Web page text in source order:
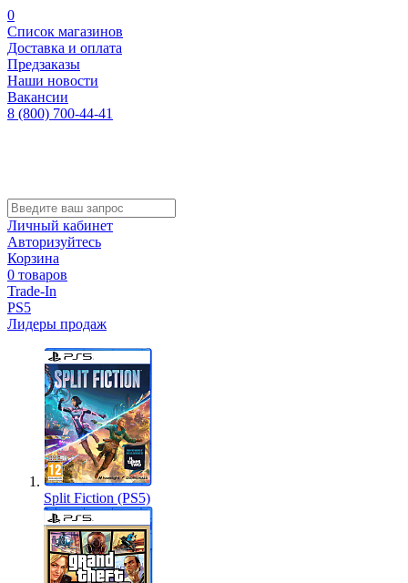
0
Список магазинов
Доставка и оплата
Предзаказы
Наши новости
Вакансии
8 (800) 700-44-41
Личный кабинет
Авторизуйтесь
Корзина
0 товаров
Trade-In
PS5
Лидеры продаж
Split Fiction (PS5)